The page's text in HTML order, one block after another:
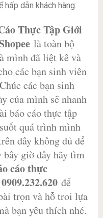
hấp dẫn khách hàng.
Thực Tập Giới
là toàn bộ
mình đã liệt kê và
các bạn sinh viên
các bạn sinh
của mình sẽ nhanh
báo cáo thực tập
quá trình mình
đây không đủ để
giờ đây hãy tìm
cáo thực
để
trọn và hỗ troi lựa
bạn yêu thích nhé.